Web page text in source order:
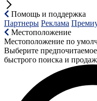
Помощь и поддержка
Партнеры Реклама
Местоположение
Местоположение по
Выберите
быстрого поиска и